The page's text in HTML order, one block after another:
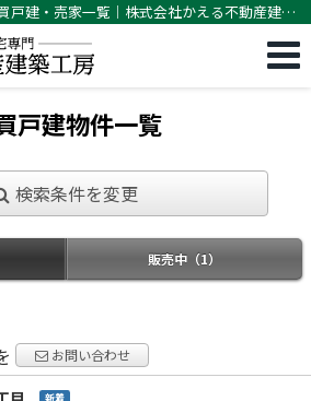
戸建・売家一覧｜株式会社かえる不動産建築
戸建物件一覧
検索条件を変更
販売中（1）
お問い合わせ
新着